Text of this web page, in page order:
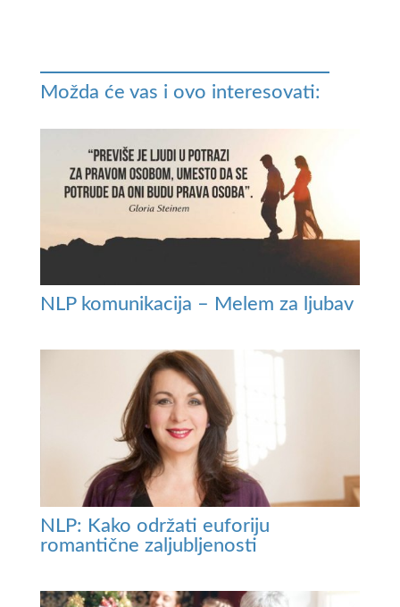
Možda će vas i ovo interesovati:
NLP komunikacija – Melem za ljubav
NLP: Kako održati euforiju
romantične zaljubljenosti